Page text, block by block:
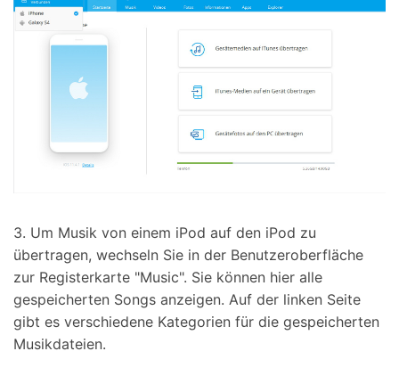
3. Um Musik von einem iPod auf den iPod zu
übertragen, wechseln Sie in der Benutzeroberfläche
zur Registerkarte "Music". Sie können hier alle
gespeicherten Songs anzeigen. Auf der linken Seite
gibt es verschiedene Kategorien für die gespeicherten
Musikdateien.